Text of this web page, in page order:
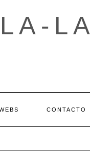
LA
CONTACTO